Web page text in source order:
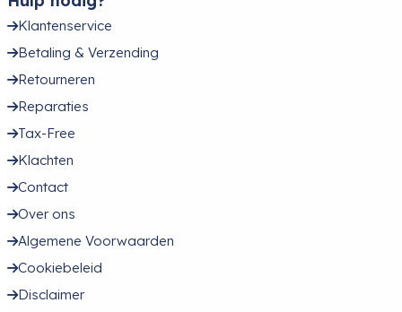
Klantenservice
Betaling & Verzending
Retourneren
Reparaties
Tax-Free
Klachten
Contact
Over ons
Algemene Voorwaarden
Cookiebeleid
Disclaimer